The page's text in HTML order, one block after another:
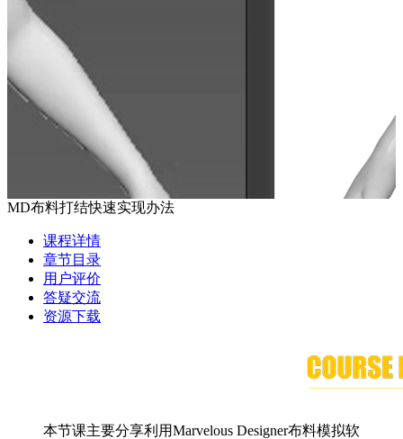
MD布料打结快速实现办法
课程详情
章节目录
用户评价
答疑交流
资源下载
本节课主要分享利用Marvelous Designer布料模拟软